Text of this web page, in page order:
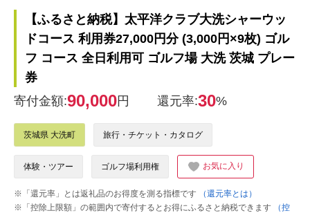
【ふるさと納税】太平洋クラブ大洗シャーウッ
ドコース 利用券27,000円分 (3,000円×9枚) ゴル
フ コース 全日利用可 ゴルフ場 大洗 茨城 プレー
券
寄付金額:90,000円 還元率:30%
茨城県 大洗町 旅行・チケット・カタログ
体験・ツアー ゴルフ場利用権 お気に入り
※「還元率」とは返礼品のお得度を測る指標です
（還元率とは）
※「控除上限額」の範囲内で寄付するとお得にふるさと納税できます
（控